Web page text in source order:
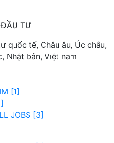
TƯ
quốc tế, Châu âu, Úc châu,
Nhật bản, Việt nam
[1]
JOBS [3]